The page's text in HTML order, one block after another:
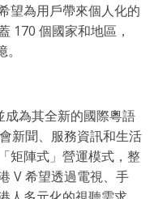
望為用戶帶來個人化的
170 個國家和地區，
成為其全新的國際粵語
新聞、服務資訊和生活
矩陣式」營運模式，整
V 希望透過電視、手